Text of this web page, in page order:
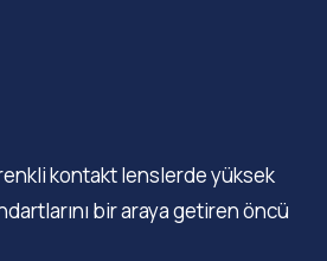
kontakt lenslerde yüksek
bir araya getiren öncü